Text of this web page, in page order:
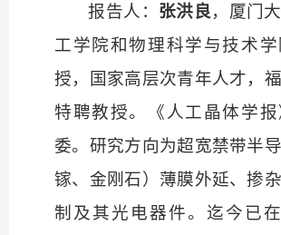
报告人： 张洪良，厦门
工学院和物理科学与技术
授，国家高层次青年人才，
特聘教授。《人工晶体学
委。研究方向为超宽禁带半
镓、金刚石）薄膜外延、掺
制及其光电器件。迄今已在